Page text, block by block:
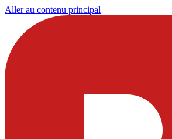
Aller au contenu principal